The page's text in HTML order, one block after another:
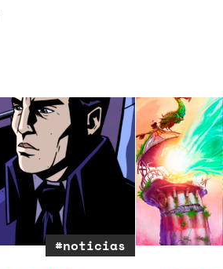
#noticias